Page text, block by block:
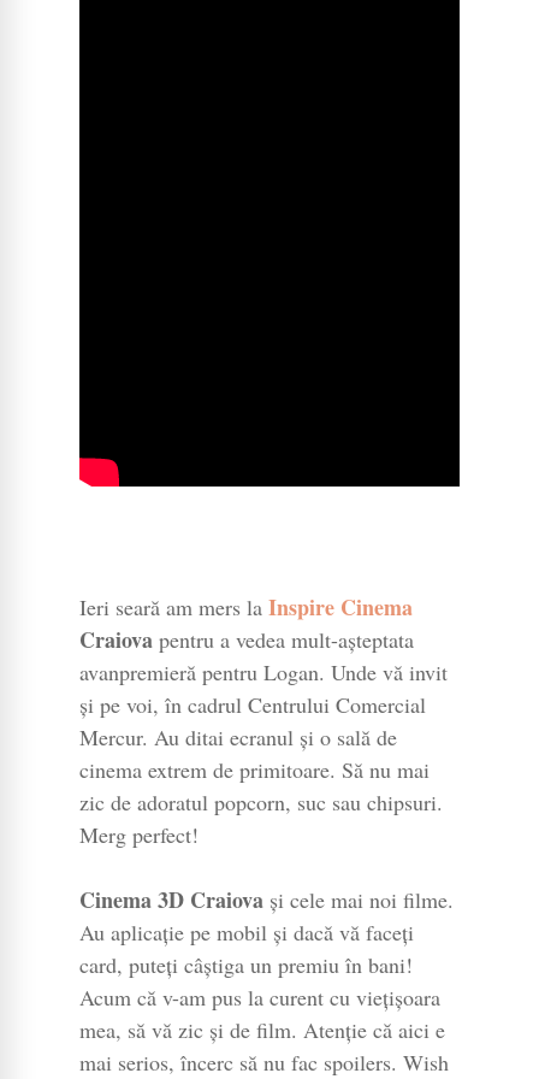
Ieri seară am mers la Inspire Cinema
Craiovapentru a vedea mult-așteptata
avanpremieră pentru Logan. Unde vă invit
și pe voi, în cadrul Centrului Comercial
Mercur. Au ditai ecranul și o sală de
cinema extrem de primitoare. Să nu mai
zic de adoratul popcorn, suc sau chipsuri.
Merg perfect!
Cinema 3D Craiovași cele mai noi filme.
Au aplicație pe mobil și dacă vă faceți
card, puteți câștiga un premiu în bani!
Acum că v-am pus la curent cu viețișoara
mea, să vă zic și de film. Atenție că aici e
mai serios, încerc să nu fac spoilers. Wish